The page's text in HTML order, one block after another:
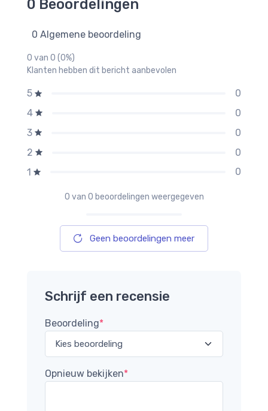
0 Beoordelingen
0 Algemene beoordeling
0 van 0 (0%)
Klanten hebben dit bericht aanbevolen
5
0
4
0
3
0
2
0
1
0
0 van 0 beoordelingen weergegeven
Geen beoordelingen meer
Schrijf een recensie
Beoordeling*
Opnieuw bekijken*